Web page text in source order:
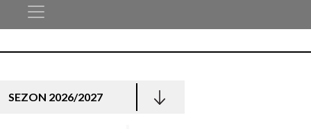
SEZON 2026/2027